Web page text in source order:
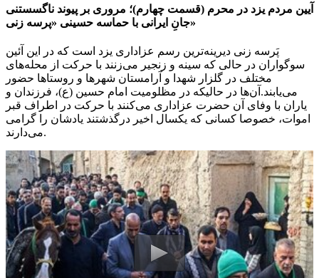
آیین مردم یزد در محرم (قسمت چهارم)؛ مروری بر پیوند ناگسستنی
جانِ ایرانی با حماسه‌ حسینی «پرسه زنی»
پَرسه زنی دیرینه‌ترین رسم عزاداری یزد است که در این آئین
سوگواران در حالی که سینه و زنجیر می‌زنند با حرکت از محله‌های
مختلف در گلزار شهدا و آرامستان شهرها و روستاها حضور
می‌یابند.آن‌ها در حالیکه در مظلومیت امام حسین (ع)، فرزندان و
یاران با وفای آن حضرت عزاداری می‌کنند با حرکت در اطراف قبر
اموات، خصوصا کسانی که یکسال اخیر درگذشتند یادشان را گرامی
می‌دارند.